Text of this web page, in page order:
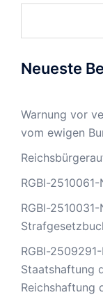
Neueste
Warnung vor
vom ewigen
RGBl-
RGBl-
RGBl-
Staatshaftung
Reichshaftung